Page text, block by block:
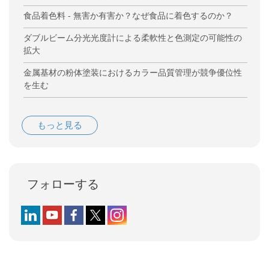
食品着色料 - 無害か有害か？なぜ食品に着色するのか？
ダブルビーム分光光度計による柔軟性と色測定の可能性の
拡大
金属基材の粉体塗装におけるカラー品質管理が競争優位性
を生む
もっと見る
フォローする
Follow us on LinkedIn
Follow us on YouTube
Follow us on Facebook
Follow us on X (formerly Twitter)
Follow us on Instagram